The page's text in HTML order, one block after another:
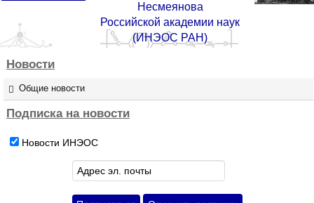
Несмеянова
Российской академии наук
(ИНЭОС РАН)
Новости
Общие новости
Подписка на новости
Новости ИНЭОС